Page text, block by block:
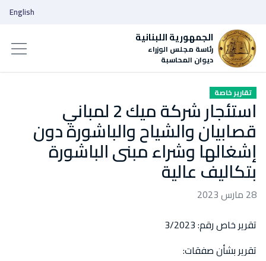
الجمهورية اللبنانية
رئاسة مجلس الوزراء
ديوان المحاسبة
English
تقارير خاصة
استئجار شركة ميك 2 لمباني
قصابيان والشياح والباشورة دون
إشغالها وشراء مبنى الباشورة
بتكاليف عالية
28 مارس 2023
تقرير خاص رقم: 3/2023
تقرير بشأن صفقات: